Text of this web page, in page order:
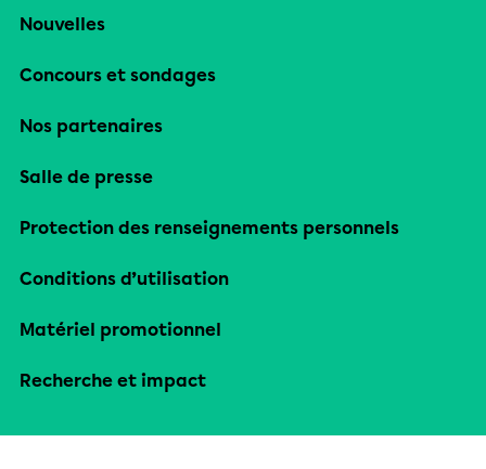
Nouvelles
Concours et sondages
Nos partenaires
Salle de presse
Protection des renseignements personnels
Conditions d’utilisation
Matériel promotionnel
Recherche et impact